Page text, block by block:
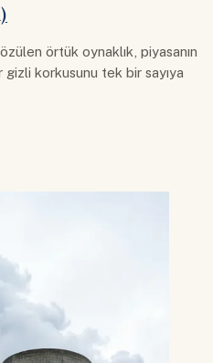
örtük oynaklık, piyasanın
korkusunu tek bir sayıya